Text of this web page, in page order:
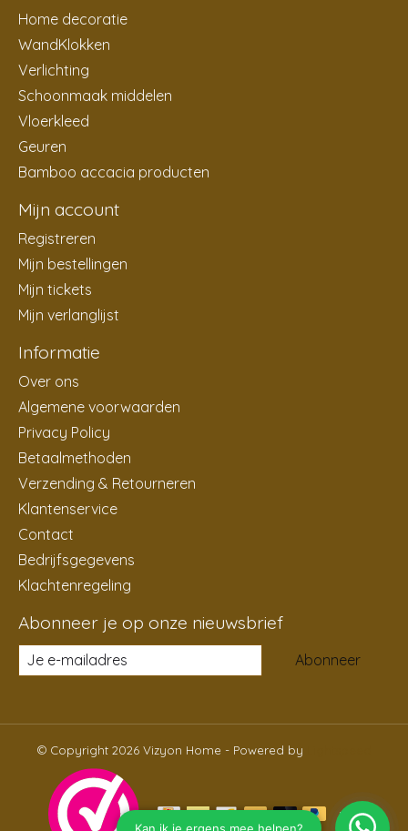
Home decoratie
WandKlokken
Verlichting
Schoonmaak middelen
Vloerkleed
Geuren
Bamboo accacia producten
Mijn account
Registreren
Mijn bestellingen
Mijn tickets
Mijn verlanglijst
Informatie
Over ons
Algemene voorwaarden
Privacy Policy
Betaalmethoden
Verzending & Retourneren
Klantenservice
Contact
Bedrijfsgegevens
Klachtenregeling
Abonneer je op onze nieuwsbrief
Abonneer
© Copyright 2026 Vizyon Home - Powered by
NL